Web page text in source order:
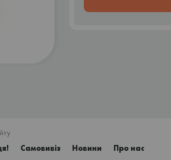
Самовивіз Новини Про нас